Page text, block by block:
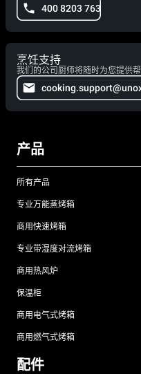
400 8203 763
烹饪支持
我们的公司厨师将随时为您提供帮
产品
所有产品
专业万能蒸烤箱
商用快速烤箱
专业带湿度对流烤箱
商用热风炉
保温柜
商用电气式烤箱
商用燃气式烤箱
配件